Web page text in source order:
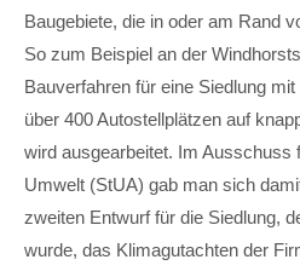
Baugebiete, die in oder am Rand
So zum Beispiel an der
Bauverfahren für eine Siedlung
über 400 Autostellplätzen auf
wird ausgearbeitet. Im Ausschuss
Umwelt (StUA) gab man sich
zweiten Entwurf für die Siedlung,
wurde, das Klimagutachten der